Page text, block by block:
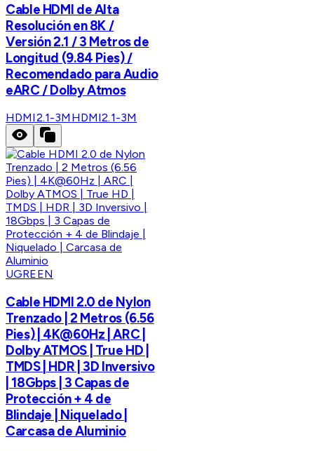
Cable HDMI de Alta
Resolución en 8K /
Versión 2.1 / 3 Metros de
Longitud (9.84 Pies) /
Recomendado para Audio
eARC / Dolby Atmos
HDMI2.1-3M HDMI2.1-3M
UGREEN
Cable HDMI 2.0 de Nylon
Trenzado | 2 Metros (6.56
Pies) | 4K@60Hz | ARC |
Dolby ATMOS | True HD |
TMDS | HDR | 3D Inversivo
| 18Gbps | 3 Capas de
Protección + 4 de
Blindaje | Niquelado |
Carcasa de Aluminio